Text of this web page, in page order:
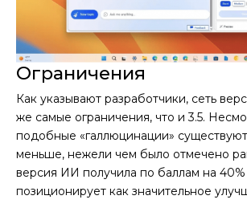
Ограничения
Как указывают разработчики, сеть
же самые ограничения, что и 3.5.
подобные «галлюцинации»
меньше, нежели чем было отмечено
версия ИИ получила по баллам на
позиционирует как значительное